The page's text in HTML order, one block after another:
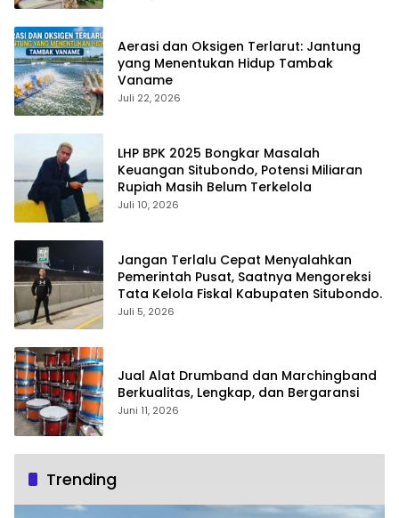
Aerasi dan Oksigen Terlarut: Jantung
yang Menentukan Hidup Tambak
Vaname
Juli 22, 2026
LHP BPK 2025 Bongkar Masalah
Keuangan Situbondo, Potensi Miliaran
Rupiah Masih Belum Terkelola
Juli 10, 2026
Jangan Terlalu Cepat Menyalahkan
Pemerintah Pusat, Saatnya Mengoreksi
Tata Kelola Fiskal Kabupaten Situbondo.
Juli 5, 2026
Jual Alat Drumband dan Marchingband
Berkualitas, Lengkap, dan Bergaransi
Juni 11, 2026
Trending